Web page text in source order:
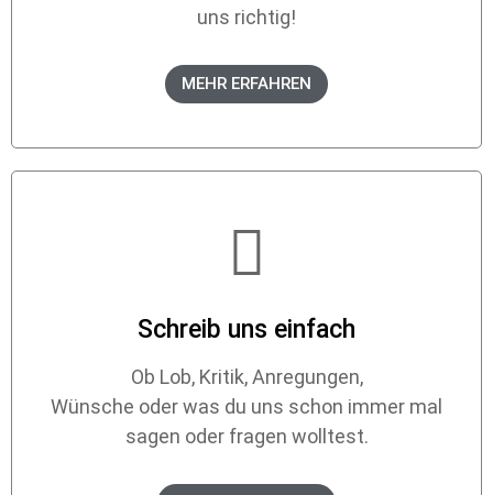
uns richtig!
MEHR ERFAHREN
Schreib uns einfach
Ob Lob, Kritik, Anregungen,
Wünsche oder was du uns schon immer mal
sagen oder fragen wolltest.